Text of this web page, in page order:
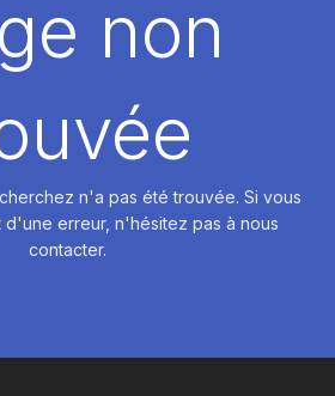
DÉMARRERnon
n'a pas été trouvée. Si vous
erreur, n'hésitez pas à nous
contacter.